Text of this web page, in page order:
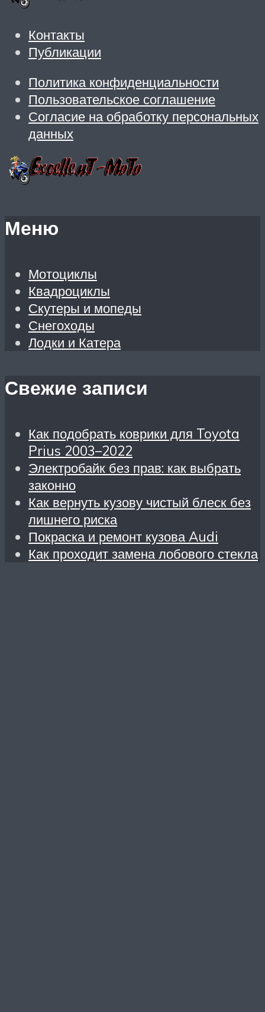
Контакты
Публикации
Политика конфиденциальности
Пользовательское соглашение
Согласие на обработку персональных
данных
Меню
Мотоциклы
Квадроциклы
Скутеры и мопеды
Снегоходы
Лодки и Катера
Свежие записи
Как подобрать коврики для Toyota
Prius 2003–2022
Электробайк без прав: как выбрать
законно
Как вернуть кузову чистый блеск без
лишнего риска
Покраска и ремонт кузова Audi
Как проходит замена лобового стекла